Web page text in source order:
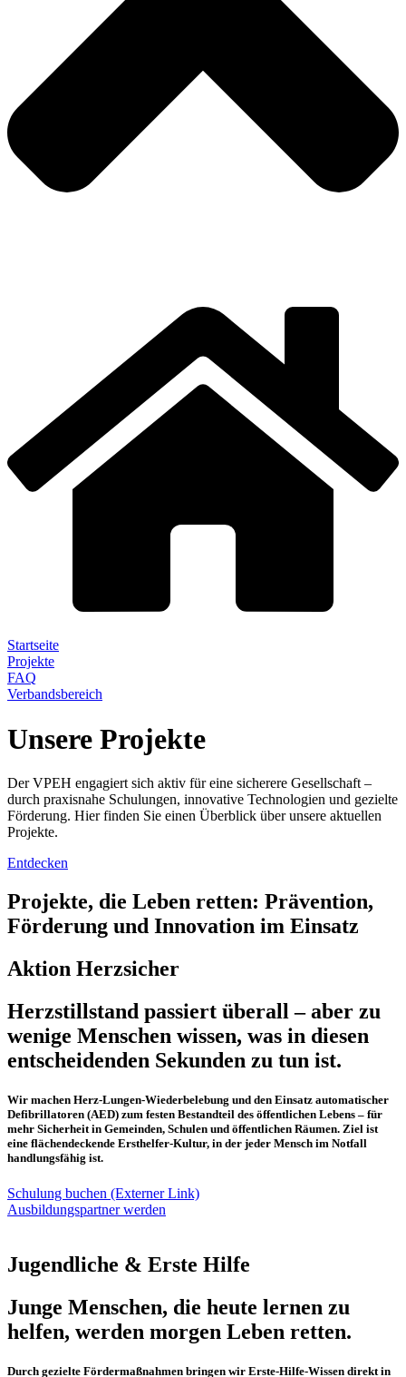
Startseite
Projekte
FAQ
Verbandsbereich
Unsere Projekte
Der VPEH engagiert sich aktiv für eine sicherere Gesellschaft –
durch praxisnahe Schulungen, innovative Technologien und gezielte
Förderung. Hier finden Sie einen Überblick über unsere aktuellen
Projekte.
Entdecken
Projekte, die Leben retten: Prävention,
Förderung und Innovation im Einsatz
Aktion Herzsicher
Herzstillstand passiert überall – aber zu
wenige Menschen wissen, was in diesen
entscheidenden Sekunden zu tun ist.
Wir machen Herz-Lungen-Wiederbelebung und den Einsatz automatischer
Defibrillatoren (AED) zum festen Bestandteil des öffentlichen Lebens – für
mehr Sicherheit in Gemeinden, Schulen und öffentlichen Räumen. Ziel ist
eine flächendeckende Ersthelfer-Kultur, in der jeder Mensch im Notfall
handlungsfähig ist.
Schulung buchen (Externer Link)
Ausbildungspartner werden
Jugendliche & Erste Hilfe
Junge Menschen, die heute lernen zu
helfen, werden morgen Leben retten.
Durch gezielte Fördermaßnahmen bringen wir Erste-Hilfe-Wissen direkt in